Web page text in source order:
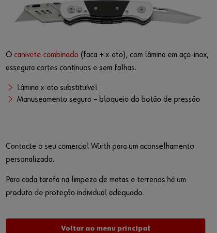
O canivete combinado (faca + x-ato), com lâmina em aço-inox,
assegura cortes contínuos e sem falhas.
Lâmina x-ato substituível
Manuseamento seguro – bloqueio do botão de pressão
Contacte o seu comercial Würth para um aconselhamento
personalizado.
Para cada tarefa na limpeza de matas e terrenos há um
produto de proteção individual adequado.
Voltar ao menu principal